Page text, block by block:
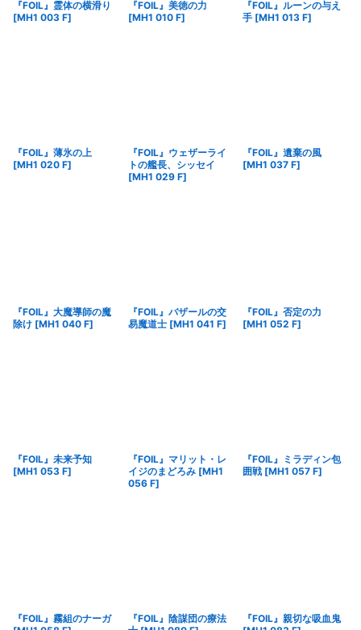
『FOIL』霊体の横滑り
[MH1 003 F]
『FOIL』美徳の力
[MH1 010 F]
『FOIL』ルーンの与え
手 [MH1 013 F]
『FOIL』薄氷の上
[MH1 020 F]
『FOIL』ウェザーライ
トの艦長、シッセイ
[MH1 029 F]
『FOIL』遺棄の風
[MH1 037 F]
『FOIL』大魔導師の魔
除け [MH1 040 F]
『FOIL』バザールの交
易魔道士 [MH1 041 F]
『FOIL』否定の力
[MH1 052 F]
『FOIL』未来予知
[MH1 053 F]
『FOIL』マリット・レ
イジのまどろみ [MH1
056 F]
『FOIL』ミラディン包
囲戦 [MH1 057 F]
『FOIL』霧組のナーガ
『FOIL』陰謀団の療法
『FOIL』親切な吸血鬼